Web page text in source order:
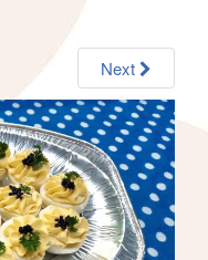
t
o
n
Next